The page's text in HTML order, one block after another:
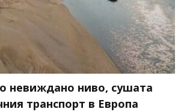
невиждано ниво, сушата
транспорт в Европа